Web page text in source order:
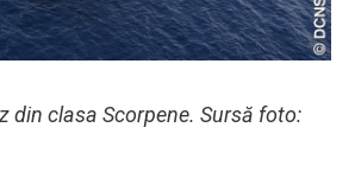
din clasa Scorpene. Sursă foto: